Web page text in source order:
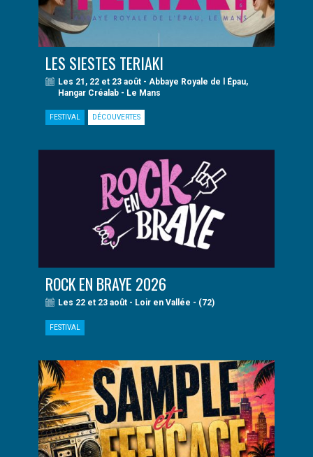
LES SIESTES TERIAKI
Les 21, 22 et 23 août - Abbaye Royale de l Épau,
Hangar Créalab - Le Mans
FESTIVAL DÉCOUVERTES
ROCK EN BRAYE 2026
Les 22 et 23 août - Loir en Vallée - (72)
FESTIVAL